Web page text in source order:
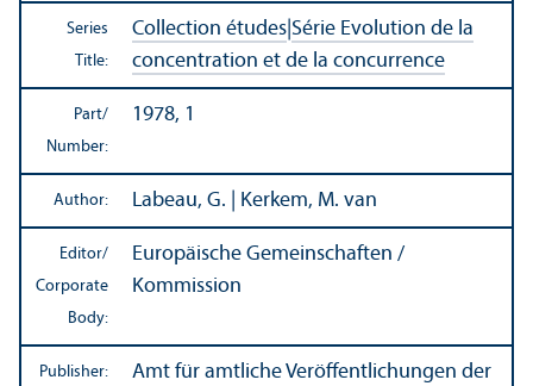
Series
Title:
Collection études Série Evolution de la
concentration et de la concurrence
Part/
Number:
1978, 1
Author: Labeau, G. | Kerkem, M. van
Editor/
Corporate
Body:
Europäische Gemeinschaften /
Kommission
Publisher:
Amt für amtliche Veröffentlichungen der